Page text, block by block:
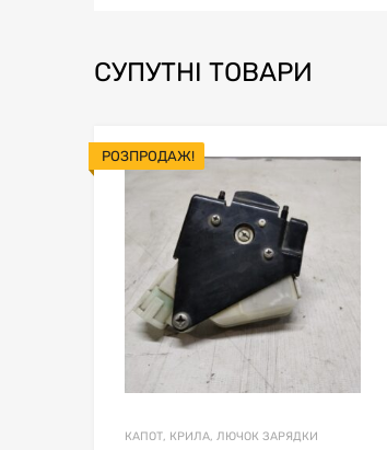
СУПУТНІ ТОВАРИ
РОЗПРОДАЖ!
КАПОТ, КРИЛА, ЛЮЧОК ЗАРЯДКИ